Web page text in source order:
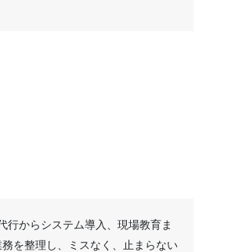
行からシステム導入、現場教育ま
を整理し、ミスなく、止まらない